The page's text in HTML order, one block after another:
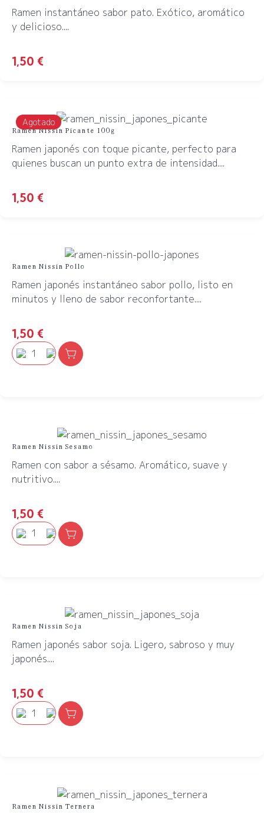
Ramen instantáneo sabor pato. Exótico, aromático
y delicioso....
1,50 €
Agotado
Ramen Nissin Picante 100g
Ramen japonés con toque picante, perfecto para
quienes buscan un punto extra de intensidad....
1,50 €
Ramen Nissin Pollo
Ramen japonés instantáneo sabor pollo, listo en
minutos y lleno de sabor reconfortante....
1,50 €
Ramen Nissin Sesamo
Ramen con sabor a sésamo. Aromático, suave y
nutritivo....
1,50 €
Ramen Nissin Soja
Ramen japonés sabor soja. Ligero, sabroso y muy
japonés....
1,50 €
Ramen Nissin Ternera